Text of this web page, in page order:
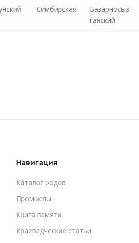
Симбирская
Базарносыз
ганский
Навигация
Каталог родов
Промыслы
Книга памяти
Краеведческие статьи